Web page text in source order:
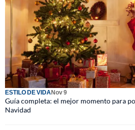
ESTILO DE VIDANov 9
Guía completa: el mejor momento para
Navidad